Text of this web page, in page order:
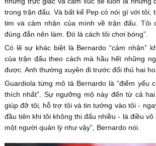
trong trận đấu. Và bất kể Pep có nói gì với tôi,
tim và cảm nhận của mình về trận đấu. Tôi
đúng đắn nên làm. Đó là cách tôi chơi bóng”.
Có lẽ sự khác biệt là Bernardo “cảm nhận”
của trận đấu theo cách mà hầu hết những
được. Anh thường xuyên đi trước đối thủ hai
Guardiola từng mô tả Bernardo là “điểm yếu
thích nhất”. Sự ngưỡng mộ này đến từ cả
giúp đỡ tôi, hỗ trợ tôi và tin tưởng vào tôi -
đầu tiên khi tôi không thi đấu nhiều - là điều
một người quản lý như vậy”, Bernardo nói.